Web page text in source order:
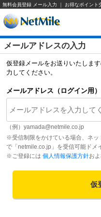
無料会員登録 メール入力 ｜ お得なポイント
メールアドレスの入力
仮登録メールをお送りいたしま
力してください。
メールアドレス（ログイン用）
（例）yamada@netmile.co.jp
※受信制限をかけている場合、ネッ
で「netmile.co.jp」を受信可能ドメ
※ご登録には 個人情報保護方針お